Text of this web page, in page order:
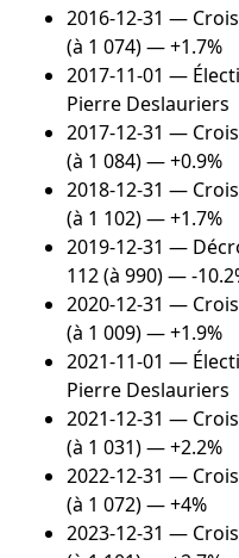
2016-12-31 —
(à 1 074) — +1.7%
2017-11-01 —
Pierre Deslauriers
2017-12-31 —
(à 1 084) — +0.9%
2018-12-31 —
(à 1 102) — +1.7%
2019-12-31 —
112 (à 990) — -
2020-12-31 —
(à 1 009) — +1.9%
2021-11-01 —
Pierre Deslauriers
2021-12-31 —
(à 1 031) — +2.2%
2022-12-31 —
(à 1 072) — +4%
2023-12-31 —